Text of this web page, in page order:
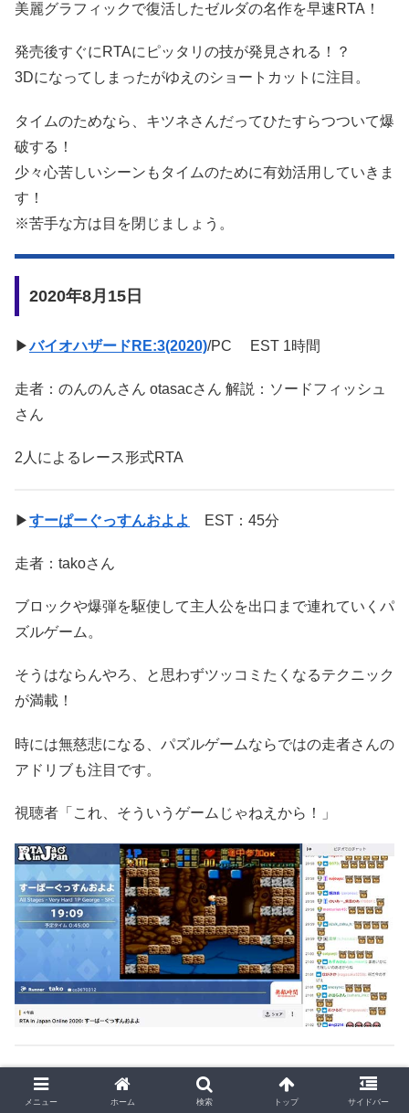
美麗グラフィックで復活したゼルダの名作を早速RTA！
発売後すぐにRTAにピッタリの技が発見される！？
3Dになってしまったがゆえのショートカットに注目。
タイムのためなら、キツネさんだってひたすらつついて爆
破する！
少々心苦しいシーンもタイムのために有効活用していきま
す！
※苦手な方は目を閉じましょう。
2020年8月15日
▶バイオハザードRE:3(2020)/PC EST 1時間
走者：のんのんさん otasacさん 解説：ソードフィッシュ
さん
2人によるレース形式RTA
▶すーぱーぐっすんおよよ EST：45分
走者：takoさん
ブロックや爆弾を駆使して主人公を出口まで連れていくパ
ズルゲーム。
そうはならんやろ、と思わずツッコミたくなるテクニック
が満載！
時には無慈悲になる、パズルゲームならではの走者さんの
アドリブも注目です。
視聴者「これ、そういうゲームじゃねえから！」
ゼノブレイドクロス EST 4時間15分
メニュー ホーム 検索 トップ サイドバー